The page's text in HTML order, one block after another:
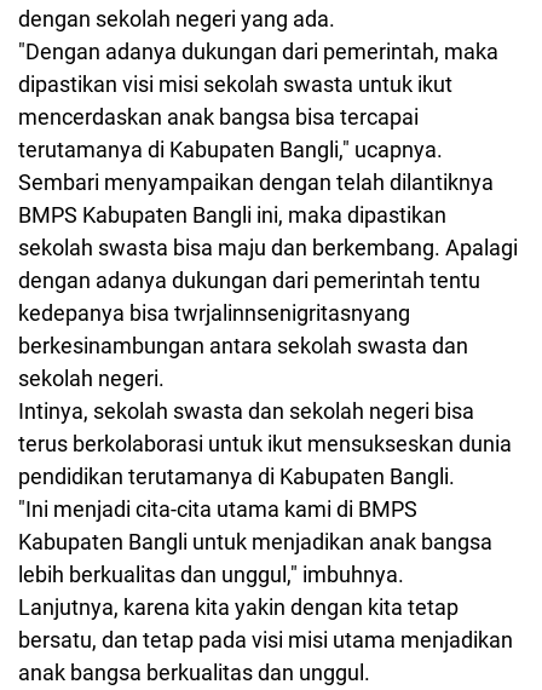
dengan sekolah negeri yang ada.
"Dengan adanya dukungan dari pemerintah, maka
dipastikan visi misi sekolah swasta untuk ikut
mencerdaskan anak bangsa bisa tercapai
terutamanya di Kabupaten Bangli," ucapnya.
Sembari menyampaikan dengan telah dilantiknya
BMPS Kabupaten Bangli ini, maka dipastikan
sekolah swasta bisa maju dan berkembang. Apalagi
dengan adanya dukungan dari pemerintah tentu
kedepanya bisa twrjalinnsenigritasnyang
berkesinambungan antara sekolah swasta dan
sekolah negeri.
Intinya, sekolah swasta dan sekolah negeri bisa
terus berkolaborasi untuk ikut mensukseskan dunia
pendidikan terutamanya di Kabupaten Bangli.
"Ini menjadi cita-cita utama kami di BMPS
Kabupaten Bangli untuk menjadikan anak bangsa
lebih berkualitas dan unggul," imbuhnya.
Lanjutnya, karena kita yakin dengan kita tetap
bersatu, dan tetap pada visi misi utama menjadikan
anak bangsa berkualitas dan unggul.